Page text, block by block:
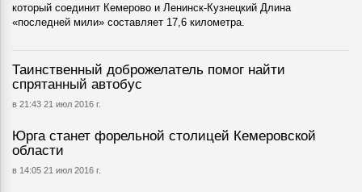
который соединит Кемерово и Ленинск-Кузнецкий Длина
«последней мили» составляет 17,6 километра.
Таинственный доброжелатель помог найти
спрятанный автобус
в 21:43 21 июл 2016 г.
Юрга станет форельной столицей Кемеровской
области
в 14:05 21 июл 2016 г.